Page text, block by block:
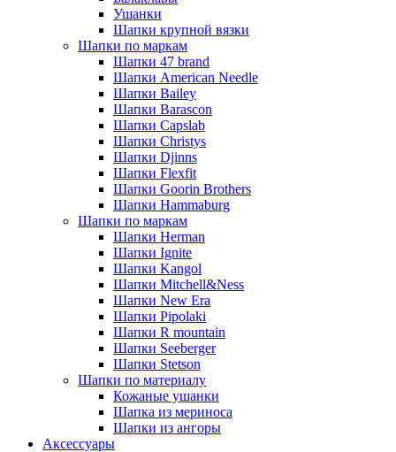
Ушанки
Шапки крупной вязки
Шапки по маркам
Шапки 47 brand
Шапки American Needle
Шапки Bailey
Шапки Barascon
Шапки Capslab
Шапки Christys
Шапки Djinns
Шапки Flexfit
Шапки Goorin Brothers
Шапки Hammaburg
Шапки по маркам
Шапки Herman
Шапки Ignite
Шапки Kangol
Шапки Mitchell&Ness
Шапки New Era
Шапки Pipolaki
Шапки R mountain
Шапки Seeberger
Шапки Stetson
Шапки по материалу
Кожаные ушанки
Шапка из мериноса
Шапки из ангоры
Аксессуары